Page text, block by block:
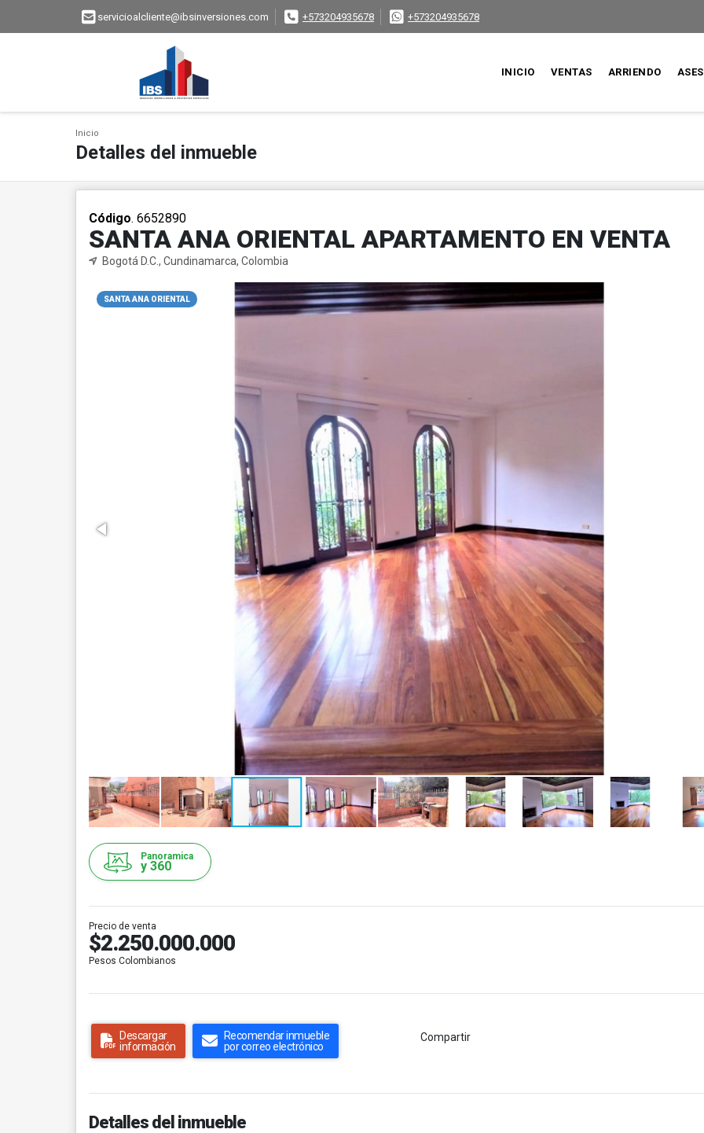
servicioalcliente@ibsinversiones.com +573204935678 +573204935678
INICIO VENTAS ARRIENDO
Inicio
Detalles del inmueble
Código. 6652890
SANTA ANA ORIENTAL APARTAMENTO EN VENTA
Bogotá D.C., Cundinamarca, Colombia
SANTA ANA ORIENTAL
Panoramica
y 360
Precio de venta
$2.250.000.000
Pesos Colombianos
Descargar
información
Recomendar inmueble
por correo electrónico
Compartir
Detalles del inmueble